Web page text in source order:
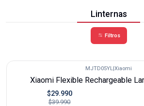
Linternas
Filtros
MJTD05YL|Xiaomi
Xiaomi Flexible Rechargeable
$29.990
$39.990